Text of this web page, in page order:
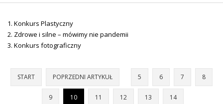
Konkurs Plastyczny
Zdrowe i silne – mówimy nie pandemii
Konkurs fotograficzny
START POPRZEDNI ARTYKUŁ 5 6 7 8
9 10 11 12 13 14